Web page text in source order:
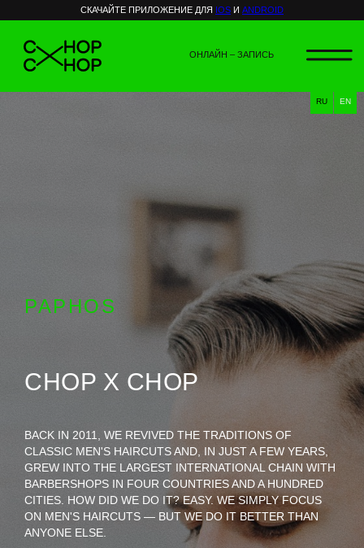
СКАЧАЙТЕ ПРИЛОЖЕНИЕ ДЛЯIOSИANDROID
EN
RU
PAPHOS
CHOP X CHOP
BACK IN 2011, WE REVIVED THE TRADITIONS OF
CLASSIC MEN'S HAIRCUTS AND, IN JUST A FEW YEARS,
GREW INTO THE LARGEST INTERNATIONAL CHAIN WITH
BARBERSHOPS IN FOUR COUNTRIES AND A HUNDRED
CITIES. HOW DID WE DO IT? EASY. WE SIMPLY FOCUS
ON MEN'S HAIRCUTS — BUT WE DO IT BETTER THAN
ANYONE ELSE.